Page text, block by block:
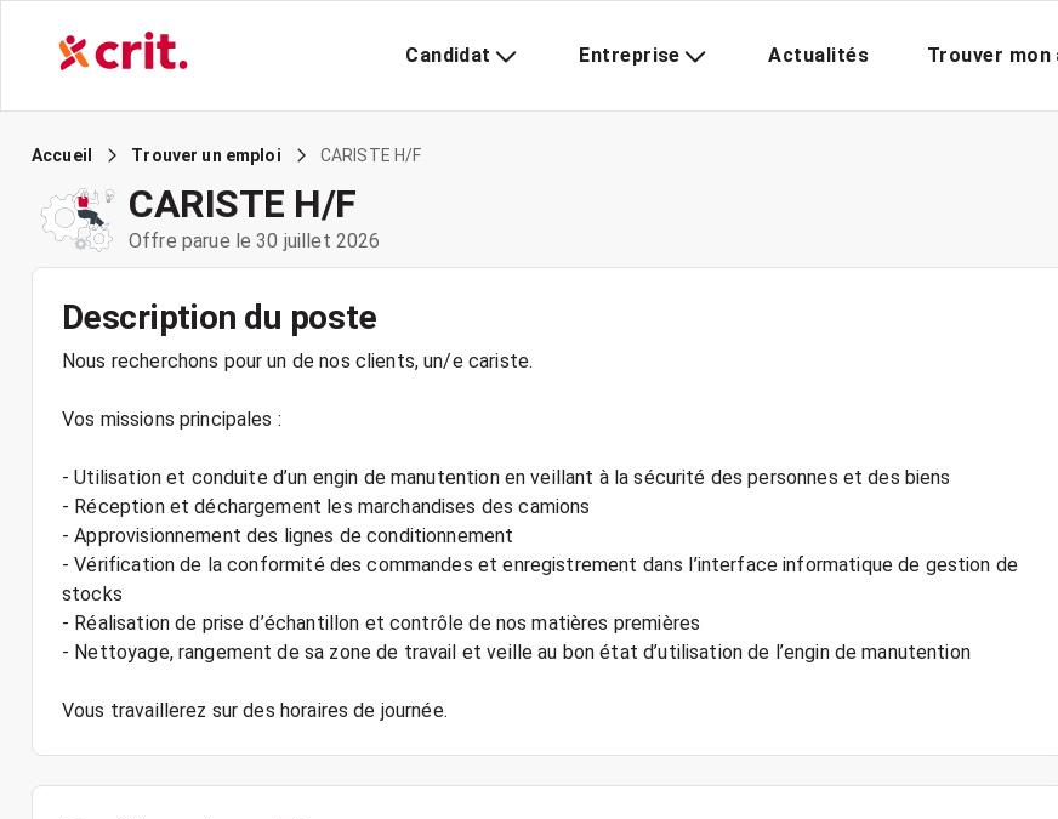
Candidat Entreprise Actualités Trouver mon
Accueil Trouver un emploi CARISTE H/F
CARISTE H/F
Offre parue le 30 juillet 2026
Description du poste
Nous recherchons pour un de nos clients, un/e cariste.
Vos missions principales :
- Utilisation et conduite d’un engin de manutention en veillant à la sécurité des personnes et des biens
- Réception et déchargement les marchandises des camions
- Approvisionnement des lignes de conditionnement
- Vérification de la conformité des commandes et enregistrement dans l’interface informatique de gestion de
stocks
- Réalisation de prise d’échantillon et contrôle de nos matières premières
- Nettoyage, rangement de sa zone de travail et veille au bon état d’utilisation de l’engin de manutention
Vous travaillerez sur des horaires de journée.